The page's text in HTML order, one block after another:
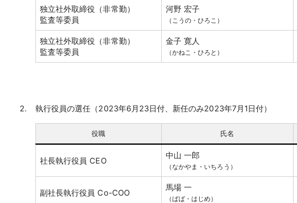
独立社外取締役（非常勤）
監査等委員
河野 宏子
（こうの・ひろこ）
独立社外取締役（非常勤）
監査等委員
金子 寛人
（かねこ・ひろと）
執行役員の選任（2023年6月23日付、新任のみ2023年7月1日付）
役職 氏名
社長執行役員 CEO
中山 一郎
（なかやま・いちろう）
副社長執行役員 Co-COO
馬場 一
（ばば・はじめ）